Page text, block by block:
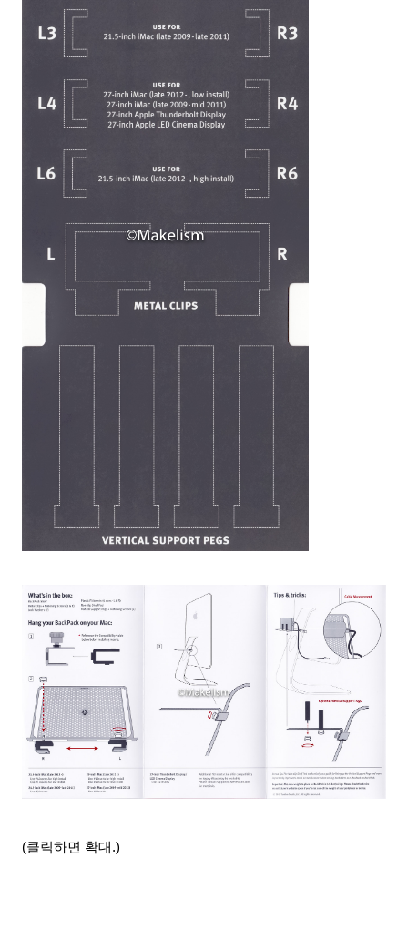
(클릭하면 확대.)